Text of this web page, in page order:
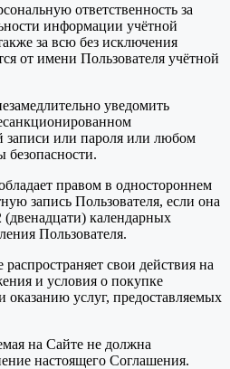
ответственность за
информации учётной
за всю без исключения
от имени Пользователя учётной
уведомить
записи или пароля или любом
безопасности.
правом в одностороннем
запись Пользователя, если она
(двенадцати) календарных
Пользователя.
свои действия на
и условия о покупке
оказанию услуг, предоставляемых
на Сайте не должна
настоящего Соглашения.